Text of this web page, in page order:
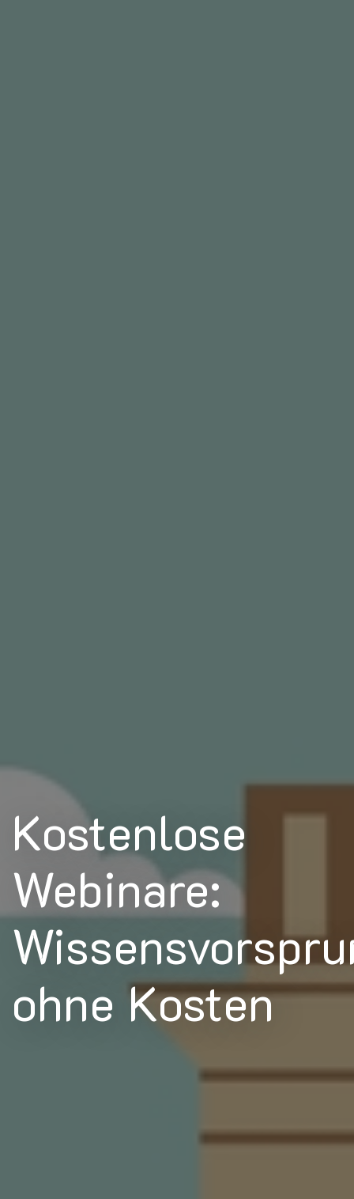
Kostenlose
Webinare:
ohne Kosten